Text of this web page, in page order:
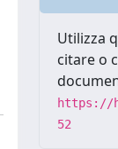
Utilizza
citare o
https://
52